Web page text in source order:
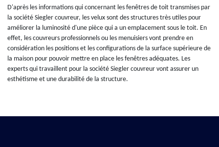
D'après les informations qui concernant les fenêtres de toit transmises par
la société Siegler couvreur, les velux sont des structures très utiles pour
améliorer la luminosité d'une pièce qui a un emplacement sous le toit. En
effet, les couvreurs professionnels ou les menuisiers vont prendre en
considération les positions et les configurations de la surface supérieure de
la maison pour pouvoir mettre en place les fenêtres adéquates. Les
experts qui travaillent pour la société Siegler couvreur vont assurer un
esthétisme et une durabilité de la structure.